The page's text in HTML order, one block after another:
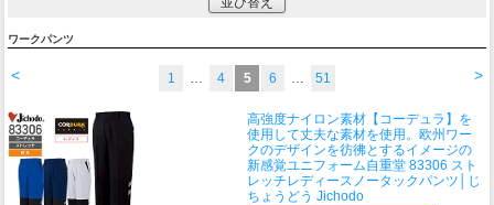
ワークパンツ
< >
1 4 5 6 51
高強度ナイロン素材【コーデュラ】を
使用して丈夫な素材を使用。欧州ワー
クのデザインを彷彿とするイメージの
新感覚ユニフォーム自重堂 83306 スト
レッチレディースノータックパンツ│じ
ちょうどう Jichodo